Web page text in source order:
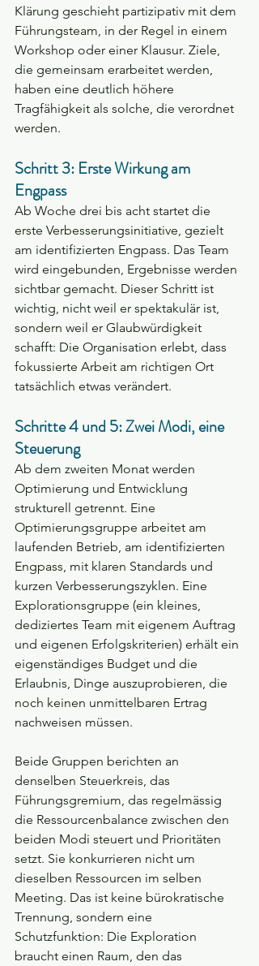
Klärung geschieht partizipativ mit dem
Führungsteam, in der Regel in einem
Workshop oder einer Klausur. Ziele,
die gemeinsam erarbeitet werden,
haben eine deutlich höhere
Tragfähigkeit als solche, die verordnet
werden.
Schritt 3: Erste Wirkung am
Engpass
Ab Woche drei bis acht startet die
erste Verbesserungsinitiative, gezielt
am identifizierten Engpass. Das Team
wird eingebunden, Ergebnisse werden
sichtbar gemacht. Dieser Schritt ist
wichtig, nicht weil er spektakulär ist,
sondern weil er Glaubwürdigkeit
schafft: Die Organisation erlebt, dass
fokussierte Arbeit am richtigen Ort
tatsächlich etwas verändert.
Schritte 4 und 5: Zwei Modi, eine
Steuerung
Ab dem zweiten Monat werden
Optimierung und Entwicklung
strukturell getrennt. Eine
Optimierungsgruppe arbeitet am
laufenden Betrieb, am identifizierten
Engpass, mit klaren Standards und
kurzen Verbesserungszyklen. Eine
Explorationsgruppe (ein kleines,
dediziertes Team mit eigenem Auftrag
und eigenen Erfolgskriterien) erhält ein
eigenständiges Budget und die
Erlaubnis, Dinge auszuprobieren, die
noch keinen unmittelbaren Ertrag
nachweisen müssen.
Beide Gruppen berichten an
denselben Steuerkreis, das
Führungsgremium, das regelmässig
die Ressourcenbalance zwischen den
beiden Modi steuert und Prioritäten
setzt. Sie konkurrieren nicht um
dieselben Ressourcen im selben
Meeting. Das ist keine bürokratische
Trennung, sondern eine
Schutzfunktion: Die Exploration
braucht einen Raum, den das